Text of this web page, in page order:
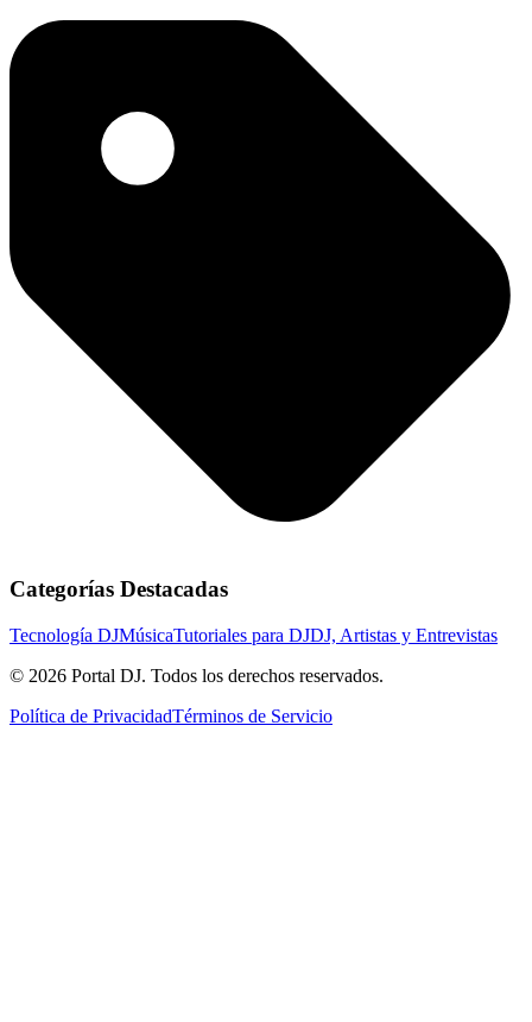
Categorías Destacadas
Tecnología DJMúsicaTutoriales para DJDJ, Artistas y Entrevistas
© 2026 Portal DJ. Todos los derechos reservados.
Política de PrivacidadTérminos de Servicio